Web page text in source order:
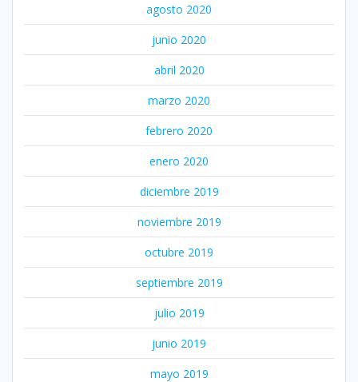
agosto 2020
junio 2020
abril 2020
marzo 2020
febrero 2020
enero 2020
diciembre 2019
noviembre 2019
octubre 2019
septiembre 2019
julio 2019
junio 2019
mayo 2019